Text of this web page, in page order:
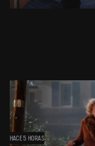
HACE 5 HORAS